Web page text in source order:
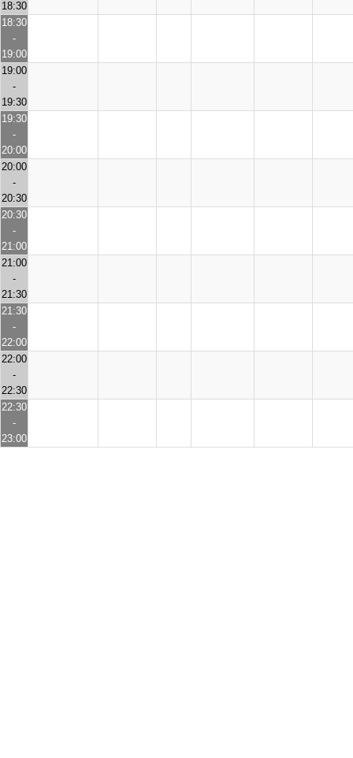
18:30
18:30
-
19:00
19:00
-
19:30
19:30
-
20:00
20:00
-
20:30
20:30
-
21:00
21:00
-
21:30
21:30
-
22:00
22:00
-
22:30
22:30
-
23:00